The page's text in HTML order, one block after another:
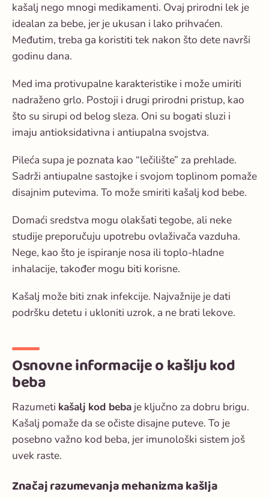
kašalj nego mnogi medikamenti. Ovaj prirodni lek je
idealan za bebe, jer je ukusan i lako prihvaćen.
Međutim, treba ga koristiti tek nakon što dete navrši
godinu dana.
Med ima protivupalne karakteristike i može umiriti
nadraženo grlo. Postoji i drugi prirodni pristup, kao
što su sirupi od belog sleza. Oni su bogati sluzi i
imaju antioksidativna i antiupalna svojstva.
Pileća supa je poznata kao “lečilište” za prehlade.
Sadrži antiupalne sastojke i svojom toplinom pomaže
disajnim putevima. To može smiriti kašalj kod bebe.
Domaći sredstva mogu olakšati tegobe, ali neke
studije preporučuju upotrebu ovlaživača vazduha.
Nege, kao što je ispiranje nosa ili toplo-hladne
inhalacije, također mogu biti korisne.
Kašalj može biti znak infekcije. Najvažnije je dati
podršku detetu i ukloniti uzrok, a ne brati lekove.
Osnovne informacije o kašlju kod
beba
Razumeti kašalj kod beba je ključno za dobru brigu.
Kašalj pomaže da se očiste disajne puteve. To je
posebno važno kod beba, jer imunološki sistem još
uvek raste.
Značaj razumevanja mehanizma kašlja